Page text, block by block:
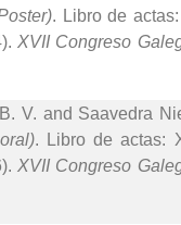
. Libro de
XVII Congreso
V. and Saavedra
. Libro de actas:
XVII Congreso